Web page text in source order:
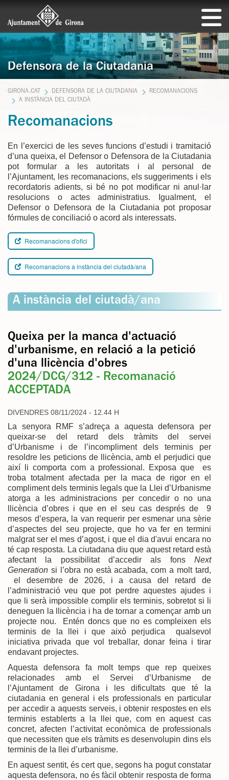
Defensora de la Ciutadania
GIRONA.CAT DEFENSORA DE LA CIUTADANIA
RECOMANACIONS
A INSTÀNCIA DEL CIUTADÀ
Recomanacions
En l’exercici de les seves funcions d’estudi i tramitació
d’una queixa, el Defensor o Defensora de la Ciutadania
pot formular a les autoritats i al personal de
l’Ajuntament, les recomanacions, els suggeriments i els
recordatoris adients, si bé no pot modificar ni anul·lar
resolucions o actes administratius. Igualment, el
Defensor o Defensora de la Ciutadania pot proposar
fórmules de conciliació o acord als interessats.
Recomanacions d'ofici
Recomanacions a instància del ciutadà/ana
A instància del ciutadà/ana
Queixa per la manca d'actuació
d'urbanisme, en relació a la petició
d'una llicència d'obres
2024/DCG/312 - Recomanació
ACCEPTADA
DIVENDRES 08/11/2024 - 12.44 H
La senyora RMF s’adreça a aquesta defensora per
queixar-se del retard dels tràmits del servei
d’Urbanisme i de l’incompliment dels terminis per
resoldre les peticions de llicència, amb el perjudici que
així li comporta com a professional. Exposa que es
troba totalment afectada per la maca de rigor en el
compliment dels terminis legals que la Llei d’Urbanisme
atorga a les administracions per concedir o no una
llicència d’obres i que en el seu cas després de 9
mesos d’espera, la van requerir per esmenar una sèrie
d’aspectes del seu projecte, que ho va fer en termini
malgrat ser el mes d’agost, i que el dia d'avui encara no
té cap resposta. La ciutadana diu que aquest retard està
afectant la possibilitat d’accedir als fons Next
Generation si l’obra no està acabada, com a molt tard,
el desembre de 2026, i a causa del retard de
l’administració veu que pot perdre aquestes ajudes i
que li serà impossible complir els terminis, sobretot si li
deneguen la llicència i ha de tornar a començar amb un
projecte nou. Entén doncs que no es compleixen els
terminis de la llei i que això perjudica qualsevol
iniciativa privada que vol treballar, donar feina i tirar
endavant projectes.
Aquesta defensora fa molt temps que rep queixes
relacionades amb el Servei d’Urbanisme de
l’Ajuntament de Girona i les dificultats que té la
ciutadania en general i els professionals en particular
per accedir a aquests serveis, i obtenir respostes en els
terminis establerts a la llei que, com en aquest cas
concret, afecten l’activitat econòmica de professionals
que necessiten que els tràmits es desenvolupin dins els
terminis de la llei d’urbanisme.
En aquest sentit, és cert que, segons ha pogut constatar
aquesta defensora, no és fàcil obtenir resposta de forma